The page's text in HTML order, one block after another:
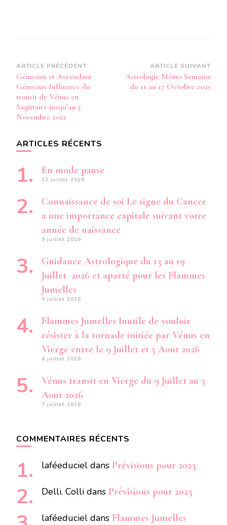
Navigation
d’article
ARTICLE PRÉCÉDENT
Gémeaux et Ascendant
Gémeaux Influence du
transit de Vénus en
Sagittaire jusqu’au 5
Novembre 2021
ARTICLE SUIVANT
Astrologie Mémo Semaine
du 11 au 17 Octobre 2021
ARTICLES RÉCENTS
En mode pause
12 juillet 2026
Connaissance de soi Le signe du Cancer
a une importance capitale suivant votre
année de naissance
9 juillet 2026
Guidance Astrologique du 13 au 19
Juillet 2026 et aparté pour les Flammes
Jumelles
9 juillet 2026
Flammes Jumelles Inutile de vouloir
résister à la tornade initiée par Vénus en
Vierge entre le 9 Juillet et 5 Aout 2026
8 juillet 2026
Vénus transit en Vierge du 9 Juillet au 5
Aout 2026
7 juillet 2026
COMMENTAIRES RÉCENTS
laféeduciel dans Prévisions pour 2023
Delli. Colli dans Prévisions pour 2023
laféeduciel dans Flammes Jumelles